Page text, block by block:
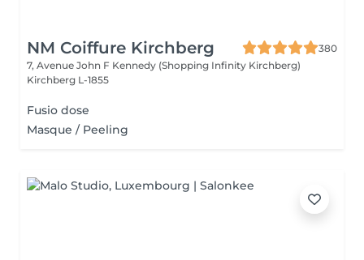
NM Coiffure Kirchberg
380
7, Avenue John F Kennedy (Shopping Infinity Kirchberg)
Kirchberg L-1855
Fusio dose
Masque / Peeling